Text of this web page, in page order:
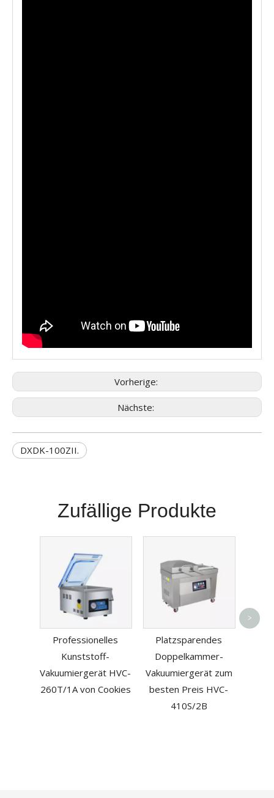
Vorherige:
Nächste:
DXDK-100ZII.
Zufällige Produkte
Professionelles
Kunststoff-
Vakuumiergerät HVC-
260T/1A von Cookies
Platzsparendes
Doppelkammer-
Vakuumiergerät zum
besten Preis HVC-
410S/2B
>